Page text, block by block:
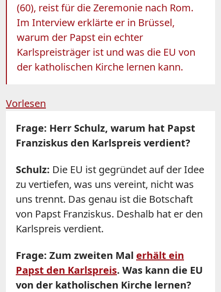
(60), reist für die Zeremonie nach Rom.
Im Interview erklärte er in Brüssel,
warum der Papst ein echter
Karlspreisträger ist und was die EU von
der katholischen Kirche lernen kann.
Vorlesen
Frage: Herr Schulz, warum hat Papst
Franziskus den Karlspreis verdient?
Schulz: Die EU ist gegründet auf der Idee
zu vertiefen, was uns vereint, nicht was
uns trennt. Das genau ist die Botschaft
von Papst Franziskus. Deshalb hat er den
Karlspreis verdient.
Frage: Zum zweiten Mal erhält ein
Papst den Karlspreis. Was kann die EU
von der katholischen Kirche lernen?